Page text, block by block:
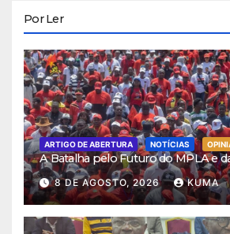
Por Ler
ARTIGO DE ABERTURA NOTÍCIAS
A Batalha pelo Futuro do MPLA e
8 DE AGOSTO, 2026 KUMA